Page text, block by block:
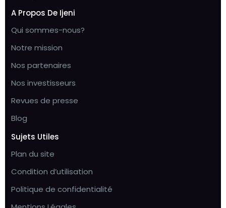
A Propos De Ijeni
Qui sommes-nous?
Notre mission
Nos partenaires
Nos investisseurs
Revues de presse
Blog
Sujets Utiles
Plan du site
Condition d’utilisation
Politique de confidentialité